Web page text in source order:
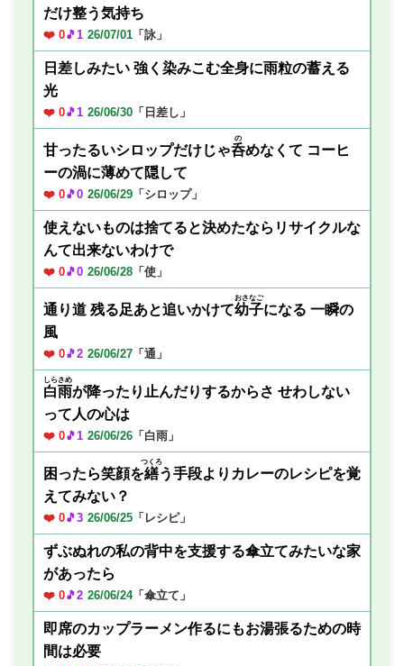
だけ整う気持ち
❤️ 0🎵1 26/07/01 「詠」
日差しみたい 強く染みこむ全身に雨粒の蓄える
光
❤️ 0🎵1 26/06/30 「日差し」
甘ったるいシロップだけじゃ呑
の
めなくて コーヒ
ーの渦に薄めて隠して
❤️ 0🎵0 26/06/29 「シロップ」
使えないものは捨てると決めたならリサイクルな
んて出来ないわけで
❤️ 0🎵0 26/06/28 「使」
通り道 残る足あと追いかけて幼子
おさなご
になる 一瞬の
風
❤️ 0🎵2 26/06/27 「通」
白雨
しらさめ
が降ったり止んだりするからさ せわしない
って人の心は
❤️ 0🎵1 26/06/26 「白雨」
困ったら笑顔を繕
つくろ
う手段よりカレーのレシピを覚
えてみない？
❤️ 0🎵3 26/06/25 「レシピ」
ずぶぬれの私の背中を支援する傘立てみたいな家
があったら
❤️ 0🎵2 26/06/24「傘立て」
即席のカップラーメン作るにもお湯張るための時
間は必要